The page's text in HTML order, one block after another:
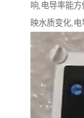
响,电导率能
映水质变化,电